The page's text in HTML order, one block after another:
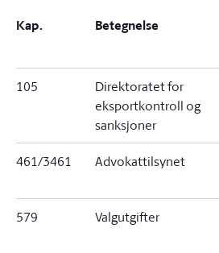
Kap. Betegnelse
105
Direktoratet for
eksportkontroll og
sanksjoner
461/3461 Advokattilsynet
579 Valgutgifter